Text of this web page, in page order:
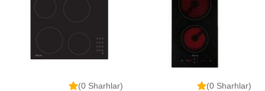
(0 Sharhlar)
(0 Sharhlar)